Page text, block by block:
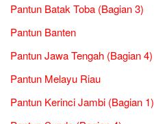
Pantun Batak Toba (Bagian 3)
Pantun Banten
Pantun Jawa Tengah (Bagian 4)
Pantun Melayu Riau
Pantun Kerinci Jambi (Bagian 1)